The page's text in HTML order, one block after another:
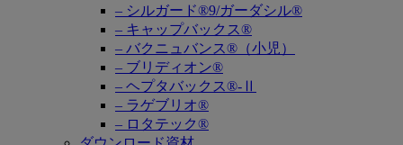
– シルガード®9/ガーダシル®
– キャップバックス®
– バクニュバンス®（小児）
– ブリディオン®
– ヘプタバックス®-Ⅱ
– ラゲブリオ®
– ロタテック®